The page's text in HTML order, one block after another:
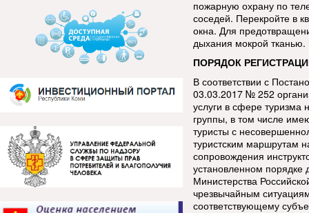
пожарную охрану по
соседей. Перекройте в
окна. Для
дыхания мокрой тканью.
ПОРЯДОК
В соответствии с
03.03.2017 № 252
услуги в сфере туризма
группы, в том числе
туристы с
туристским маршрутам
сопровождения
установленном
Министерства
чрезвычайным
соответствующему